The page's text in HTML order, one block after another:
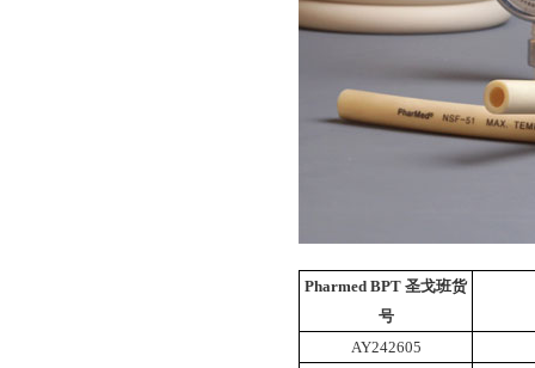
Pharmed BPT 圣戈班货
号
AY242605